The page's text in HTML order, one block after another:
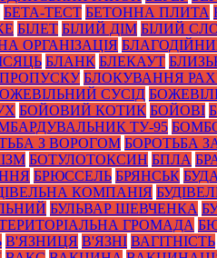
БЕТА-ТЕСТ БЕТОННА ПЛИТА
БІЛЕТ БІЛИЙ ДІМ БІЛИЙ
ОРГАНІЗАЦІЯ
БЛАНК БЛЕКАУТ
БЛОКУВАННЯ
СУСІД
БОЙОВИЙ КОТИК БОЙОВІ
ТУ-95
З ВОРОГОМ БОРОТЬБА
БОТУЛОТОКСИН БПЛА
БРЮССЕЛЬ БРЯНСЬК
КОМПАНІЯ
БУЛЬВАР ШЕВЧЕНКА
ГРОМАДА
В'ЯЗНИЦЯ В'ЯЗНІ ВАГІТНІСТЬ